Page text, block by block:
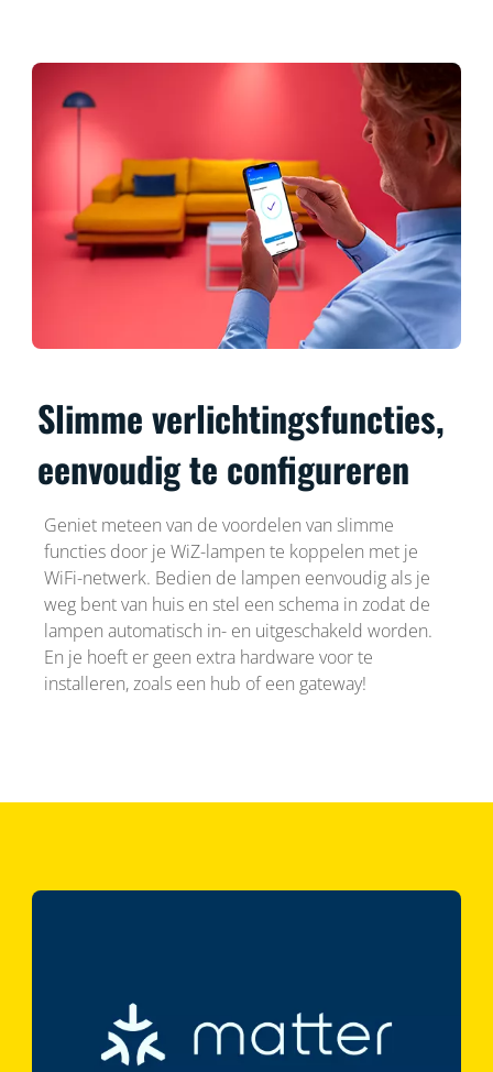
Slimme verlichtingsfuncties,
eenvoudig te configureren
Geniet meteen van de voordelen van slimme
functies door je WiZ-lampen te koppelen met je
WiFi-netwerk. Bedien de lampen eenvoudig als je
weg bent van huis en stel een schema in zodat de
lampen automatisch in- en uitgeschakeld worden.
En je hoeft er geen extra hardware voor te
installeren, zoals een hub of een gateway!